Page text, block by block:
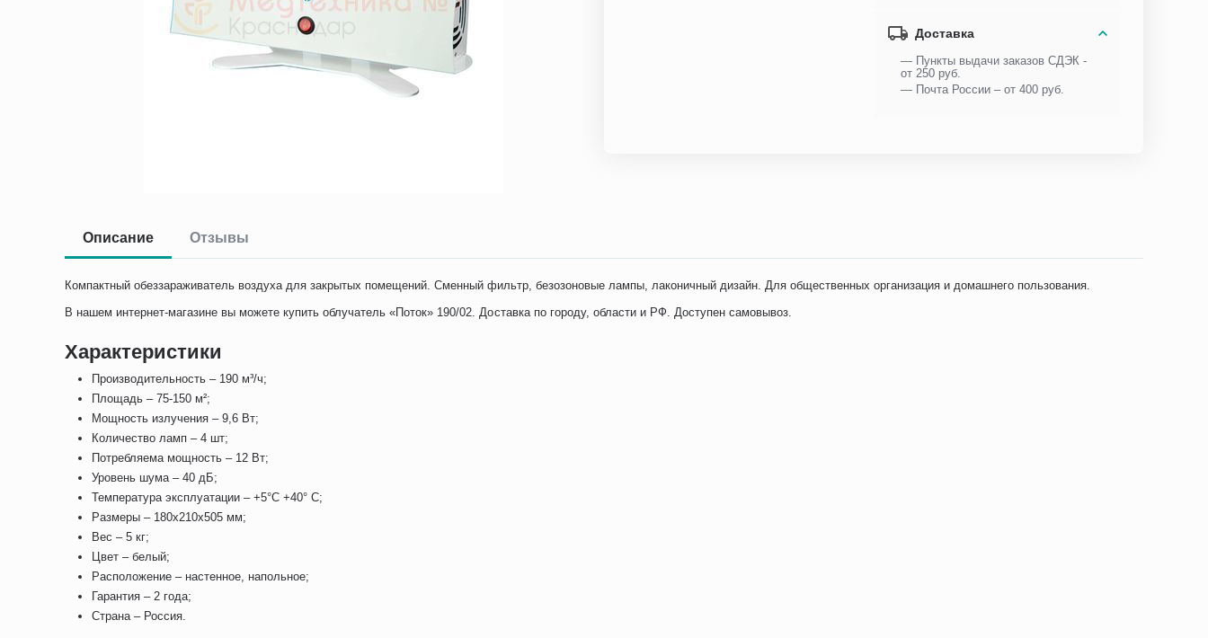
Доставка
— Пункты выдачи заказов СДЭК -
от 250 руб.
— Почта России – от 400 руб.
Описание Отзывы
Компактный обеззараживатель воздуха для закрытых помещений. Сменный фильтр, безозоновые лампы, лаконичный дизайн. Для общественных организация и домашнего пользования.
В нашем интернет-магазине вы можете купить облучатель «Поток» 190/02. Доставка по городу, области и РФ. Доступен самовывоз.
Характеристики
Производительность – 190 м³/ч;
Площадь – 75-150 м²;
Мощность излучения – 9,6 Вт;
Количество ламп – 4 шт;
Потребляема мощность – 12 Вт;
Уровень шума – 40 дБ;
Температура эксплуатации – +5°C +40° С;
Размеры – 180х210х505 мм;
Вес – 5 кг;
Цвет – белый;
Расположение – настенное, напольное;
Гарантия – 2 года;
Страна – Россия.